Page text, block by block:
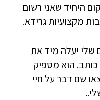
היחיד שאני רשום
מקצועיות גרידא.
שלי יעלה מיד את
כותב. הוא מספיק
שם דבר על חיי